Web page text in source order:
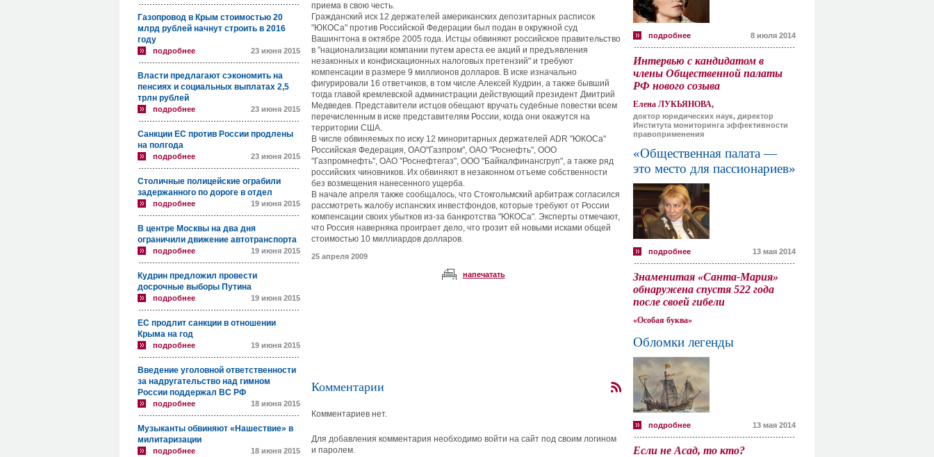
Газопровод в Крым стоимостью 20
млрд рублей начнут строить в 2016
году
подробнее 23 июня 2015
Власти предлагают сэкономить на
пенсиях и социальных выплатах 2,5
трлн рублей
подробнее 23 июня 2015
Санкции ЕС против России продлены
на полгода
подробнее 23 июня 2015
Столичные полицейские ограбили
задержанного по дороге в отдел
подробнее 19 июня 2015
В центре Москвы на два дня
ограничили движение автотранспорта
подробнее 19 июня 2015
Кудрин предложил провести
досрочные выборы Путина
подробнее 19 июня 2015
ЕС продлит санкции в отношении
Крыма на год
подробнее 19 июня 2015
Введение уголовной ответственности
за надругательство над гимном
России поддержал ВС РФ
подробнее 18 июня 2015
Музыканты обвиняют «Нашествие» в
милитаризации
подробнее 18 июня 2015
приема в свою честь.
Гражданский иск 12 держателей американских депозитарных расписок
"ЮКОСа" против Российской Федерации был подан в окружной суд
Вашингтона в октябре 2005 года. Истцы обвиняют российское правительство
в "национализации компании путем ареста ее акций и предъявления
незаконных и конфискационных налоговых претензий" и требуют
компенсации в размере 9 миллионов долларов. В иске изначально
фигурировали 16 ответчиков, в том числе Алексей Кудрин, а также бывший
тогда главой кремлевской администрации действующий президент Дмитрий
Медведев. Представители истцов обещают вручать судебные повестки всем
перечисленным в иске представителям России, когда они окажутся на
территории США.
В числе обвиняемых по иску 12 миноритарных держателей ADR "ЮКОСа"
Российская Федерация, ОАО"Газпром", ОАО "Роснефть", ООО
"Газпромнефть", ОАО "Роснефтегаз", ООО "Байкалфинансгруп", а также ряд
российских чиновников. Их обвиняют в незаконном отъеме собственности
без возмещения нанесенного ущерба.
В начале апреля также сообщалось, что Стокгольмский арбитраж согласился
рассмотреть жалобу испанских инвестфондов, которые требуют от России
компенсации своих убытков из-за банкротства "ЮКОСа". Эксперты отмечают,
что Россия наверняка проиграет дело, что грозит ей новыми исками общей
стоимостью 10 миллиардов долларов.
25 апреля 2009
напечатать
Комментарии
Комментариев нет.
Для добавления комментария необходимо войти на сайт под своим логином
и паролем.
подробнее 8 июля 2014
Интервью с кандидатом в
члены Общественной палаты
РФ нового созыва
Елена ЛУКЬЯНОВА,
доктор юридических наук, директор
Института мониторинга эффективности
правоприменения
«Общественная палата —
это место для пассионариев»
подробнее 13 мая 2014
Знаменитая «Санта-Мария»
обнаружена спустя 522 года
после своей гибели
«Особая буква»
Обломки легенды
подробнее 13 мая 2014
Если не Асад, то кто?